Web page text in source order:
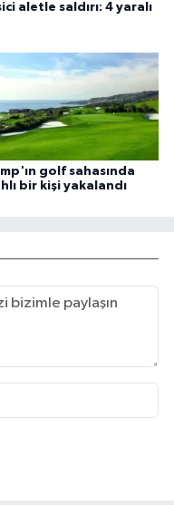
aletle saldırı: 4 yaralı
golf sahasında
bir kişi yakalandı